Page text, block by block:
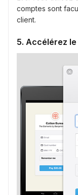
comptes sont
client.
5. Accélérez